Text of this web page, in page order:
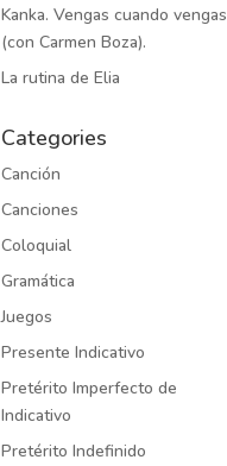
Kanka. Vengas cuando vengas
(con Carmen Boza).
La rutina de Elia
Categories
Canción
Canciones
Coloquial
Gramática
Juegos
Presente Indicativo
Pretérito Imperfecto de
Indicativo
Pretérito Indefinido